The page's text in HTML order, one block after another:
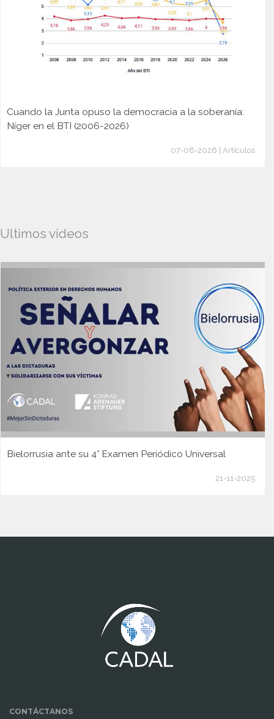
Cuando la Junta opuso la democracia a la soberanía:
Níger en el BTI (2006-2026)
07-08-2026 | Artículos
Ultimos videos
Bielorrusia ante su 4° Examen Periódico Universal
21-11-2025
CONTÁCTANOS